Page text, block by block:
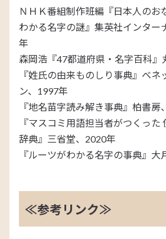
ＮＨＫ番組制作班編『日本人のお
わかる名字の謎』集英社インター
年
森岡浩『47都道府県・名字百科』
『姓氏の由来ものしり事典』ベネ
ン、1997年
『地名苗字読み解き事典』柏書房
『マスコミ用語担当者がつくった
辞典』三省堂、2020年
『ルーツがわかる名字の事典』大
≪参考リンク≫